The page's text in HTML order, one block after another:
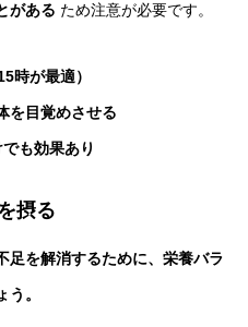
がある ため注意が必要です。
時が最適）
を目覚めさせる
も効果あり
摂る
足を解消するために、栄養バラ
。